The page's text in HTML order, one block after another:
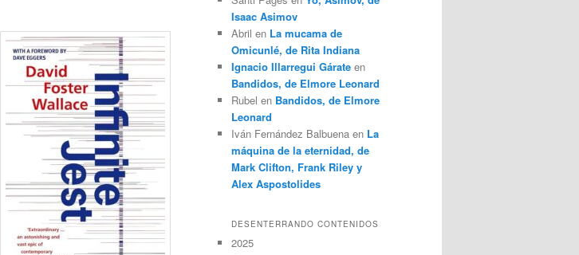
Isaac Asimov
Abril en La mucama de
Omicunlé, de Rita Indiana
Ignacio Illarregui Gárate en
Bandidos, de Elmore Leonard
Rubel en Bandidos, de Elmore
Leonard
Iván Fernández Balbuena en La
máquina de la eternidad, de
Mark Clifton, Frank Riley y
Alex Aspostolides
DESENTERRANDO CONTENIDOS
2025